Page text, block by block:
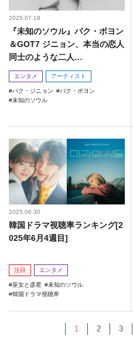
2025.07.18
『未知のソウル』パク・ボヨン
＆GOT7 ジニョン、本当の恋人
同士のような二人…
エンタメ アーティスト
パク・ジニョン
パク・ボヨン
未知のソウル
2025.06.30
韓国ドラマ視聴率ランキング[2
025年6月4週目]
注目 エンタメ
巫女と彦星
未知のソウル
韓国ドラマ視聴率
1 2 3